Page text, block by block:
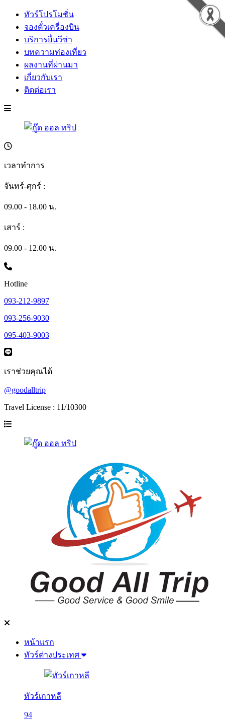
ทัวร์โปรโมชั่น
จองตั๋วเครื่องบิน
บริการยื่นวีซ่า
บทความท่องเที่ยว
ผลงานที่ผ่านมา
เกี่ยวกับเรา
ติดต่อเรา
เวลาทำการ
จันทร์-ศุกร์ :
09.00 - 18.00 น.
เสาร์ :
09.00 - 12.00 น.
Hotline
093-212-9897
093-256-9030
095-403-9003
เราช่วยคุณได้
@goodalltrip
Travel License : 11/10300
หน้าแรก
ทัวร์ต่างประเทศ
ทัวร์เกาหลี
94